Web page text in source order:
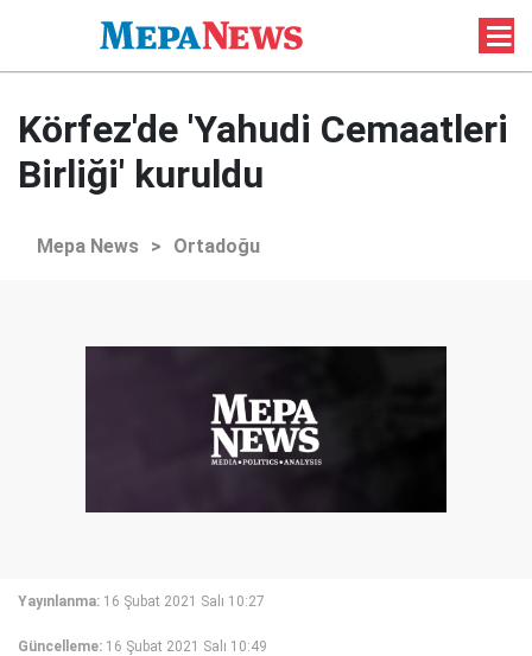
Körfez'de 'Yahudi Cemaatleri
Birliği' kuruldu
Mepa News > Ortadoğu
Yayınlanma: 16 Şubat 2021 Salı 10:27
Güncelleme: 16 Şubat 2021 Salı 10:49